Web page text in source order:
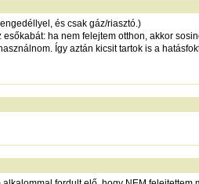
és csak gáz/riasztó.)
ha nem felejtem otthon, akkor
Így aztán kicsit tartok is a